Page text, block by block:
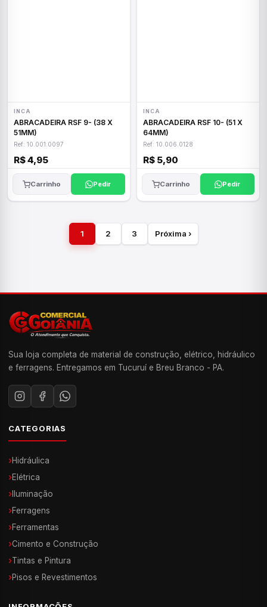
INCA
ABRACADEIRA RSF 9- (38 X
51MM)
Ref: 10.001.0097
R$ 4,95
Carrinho Pedir
INCA
ABRACADEIRA RSF 10- (51 X
64MM)
Ref: 10.006.0128
R$ 5,90
Carrinho Pedir
1 2 3 Próxima ›
Sua loja completa de material de construção, elétrico, hidráulico
e ferragens. Entregamos em Tucuruí e Breu Branco - PA.
CATEGORIAS
›Hidráulica
›Elétrica
› Iluminação
›Ferragens
›Ferramentas
›Cimento e Construção
›Tintas e Pintura
›Pisos e Revestimentos